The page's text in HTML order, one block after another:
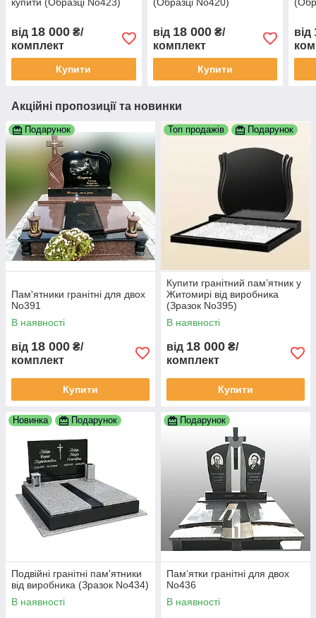
купити (Образці No423)
від 18 000 ₴/
комплект
Купити
(Образці No420)
від 18 000₴/
комплект
Купити
від
Акційні пропозиції та новинки
Подарунок
Пам'ятники гранітні для двох
No391
В наявності
від 18 000 ₴/
комплект
Купити
Топ продажів Подарунок
Купити гранітний пам’ятник у
Житомирі від виробника
(Зразок No395)
В наявності
від 18 000 ₴/
комплект
Купити
Новинка Подарунок
Подвійні гранітні пам'ятники
від виробника (Зразок No434)
В наявності
Подарунок
Пам’ятки гранітні для двох
No436
В наявності